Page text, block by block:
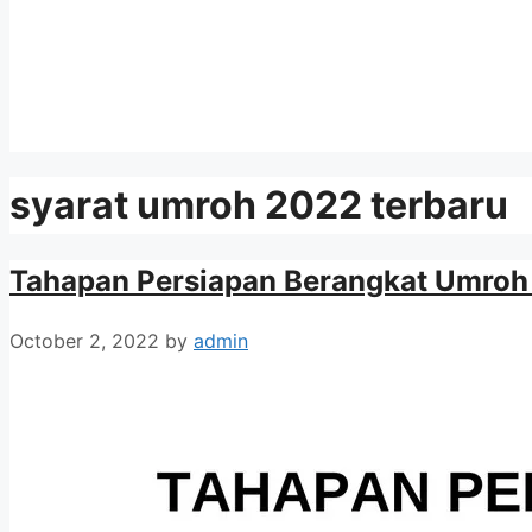
syarat umroh 2022 terbaru
Tahapan Persiapan Berangkat
October 2, 2022 by admin